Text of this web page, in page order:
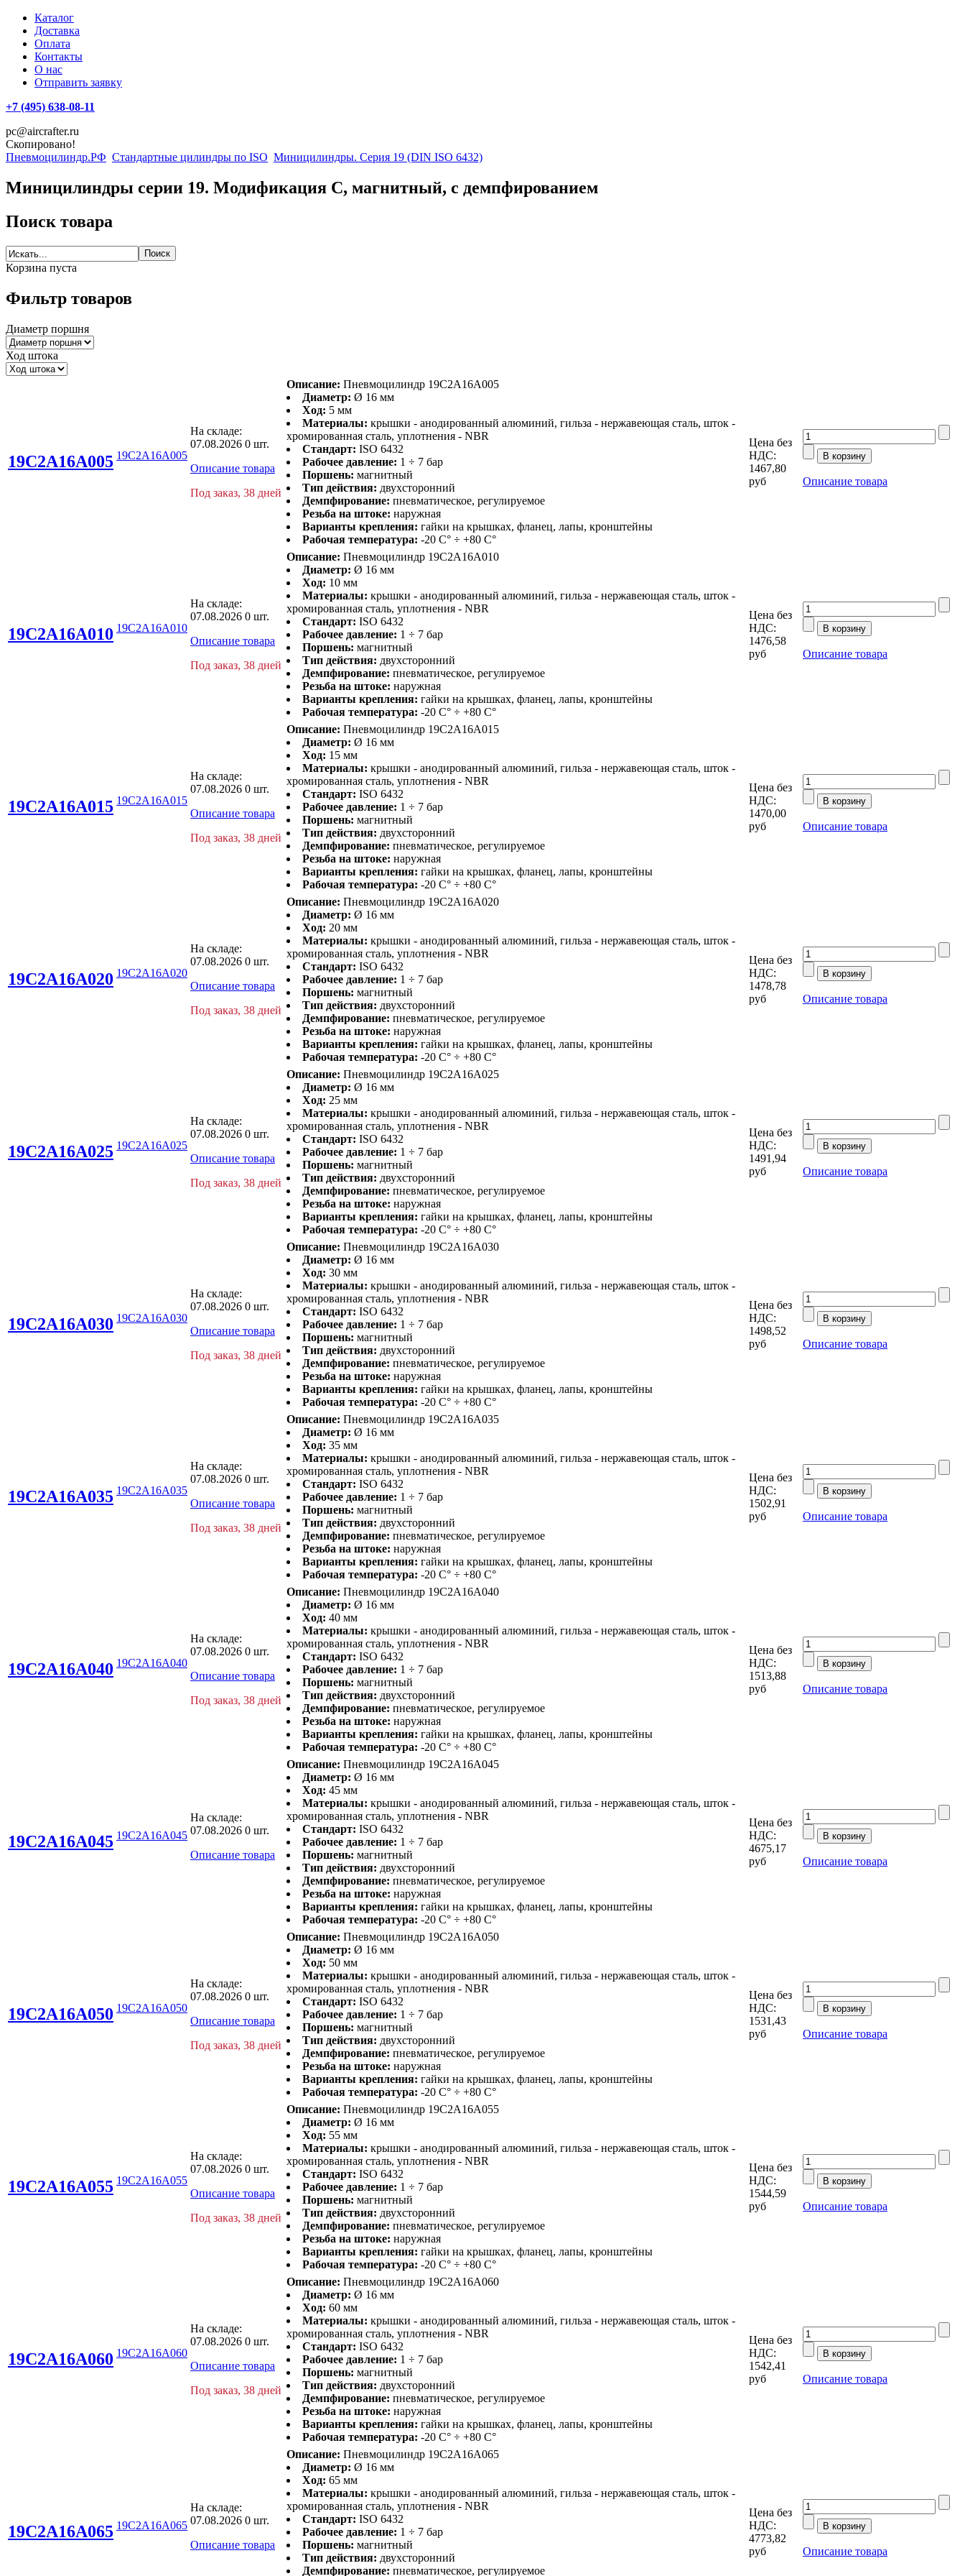
Каталог
Доставка
Оплата
Контакты
О нас
Отправить заявку
+7 (495) 638-08-11
pc@aircrafter.ru
Скопировано!
Пневмоцилиндр.РФ Стандартные цилиндры по ISO Миницилиндры. Серия 19 (DIN ISO 6432)
Миницилиндры серии 19. Модификация C, магнитный, с демпфированием
Поиск товара
Корзина пуста
Фильтр товаров
Диаметр поршня
Ход штока
19C2A16A005 19C2A16A005
На складе:
07.08.2026 0 шт.
Описание товара
Под заказ, 38 дней
Описание: Пневмоцилиндр 19C2A16A005
Диаметр: Ø 16 мм
Ход: 5 мм
Материалы: крышки - анодированный алюминий, гильза - нержавеющая сталь, шток -
хромированная сталь, уплотнения - NBR
Стандарт: ISO 6432
Рабочее давление: 1 ÷ 7 бар
Поршень: магнитный
Тип действия: двухсторонний
Демпфирование: пневматическое, регулируемое
Резьба на штоке: наружная
Варианты крепления: гайки на крышках, фланец, лапы, кронштейны
Рабочая температура: -20 С° ÷ +80 С°
Цена без
НДС:
1467,80
руб
Описание товара
19C2A16A010 19C2A16A010
На складе:
07.08.2026 0 шт.
Описание товара
Под заказ, 38 дней
Описание: Пневмоцилиндр 19C2A16A010
Диаметр: Ø 16 мм
Ход: 10 мм
Материалы: крышки - анодированный алюминий, гильза - нержавеющая сталь, шток -
хромированная сталь, уплотнения - NBR
Стандарт: ISO 6432
Рабочее давление: 1 ÷ 7 бар
Поршень: магнитный
Тип действия: двухсторонний
Демпфирование: пневматическое, регулируемое
Резьба на штоке: наружная
Варианты крепления: гайки на крышках, фланец, лапы, кронштейны
Рабочая температура: -20 С° ÷ +80 С°
Цена без
НДС:
1476,58
руб
Описание товара
19C2A16A015 19C2A16A015
На складе:
07.08.2026 0 шт.
Описание товара
Под заказ, 38 дней
Описание: Пневмоцилиндр 19C2A16A015
Диаметр: Ø 16 мм
Ход: 15 мм
Материалы: крышки - анодированный алюминий, гильза - нержавеющая сталь, шток -
хромированная сталь, уплотнения - NBR
Стандарт: ISO 6432
Рабочее давление: 1 ÷ 7 бар
Поршень: магнитный
Тип действия: двухсторонний
Демпфирование: пневматическое, регулируемое
Резьба на штоке: наружная
Варианты крепления: гайки на крышках, фланец, лапы, кронштейны
Рабочая температура: -20 С° ÷ +80 С°
Цена без
НДС:
1470,00
руб
Описание товара
19C2A16A020 19C2A16A020
На складе:
07.08.2026 0 шт.
Описание товара
Под заказ, 38 дней
Описание: Пневмоцилиндр 19C2A16A020
Диаметр: Ø 16 мм
Ход: 20 мм
Материалы: крышки - анодированный алюминий, гильза - нержавеющая сталь, шток -
хромированная сталь, уплотнения - NBR
Стандарт: ISO 6432
Рабочее давление: 1 ÷ 7 бар
Поршень: магнитный
Тип действия: двухсторонний
Демпфирование: пневматическое, регулируемое
Резьба на штоке: наружная
Варианты крепления: гайки на крышках, фланец, лапы, кронштейны
Рабочая температура: -20 С° ÷ +80 С°
Цена без
НДС:
1478,78
руб
Описание товара
19C2A16A025 19C2A16A025
На складе:
07.08.2026 0 шт.
Описание товара
Под заказ, 38 дней
Описание: Пневмоцилиндр 19C2A16A025
Диаметр: Ø 16 мм
Ход: 25 мм
Материалы: крышки - анодированный алюминий, гильза - нержавеющая сталь, шток -
хромированная сталь, уплотнения - NBR
Стандарт: ISO 6432
Рабочее давление: 1 ÷ 7 бар
Поршень: магнитный
Тип действия: двухсторонний
Демпфирование: пневматическое, регулируемое
Резьба на штоке: наружная
Варианты крепления: гайки на крышках, фланец, лапы, кронштейны
Рабочая температура: -20 С° ÷ +80 С°
Цена без
НДС:
1491,94
руб
Описание товара
19C2A16A030 19C2A16A030
На складе:
07.08.2026 0 шт.
Описание товара
Под заказ, 38 дней
Описание: Пневмоцилиндр 19C2A16A030
Диаметр: Ø 16 мм
Ход: 30 мм
Материалы: крышки - анодированный алюминий, гильза - нержавеющая сталь, шток -
хромированная сталь, уплотнения - NBR
Стандарт: ISO 6432
Рабочее давление: 1 ÷ 7 бар
Поршень: магнитный
Тип действия: двухсторонний
Демпфирование: пневматическое, регулируемое
Резьба на штоке: наружная
Варианты крепления: гайки на крышках, фланец, лапы, кронштейны
Рабочая температура: -20 С° ÷ +80 С°
Цена без
НДС:
1498,52
руб
Описание товара
19C2A16A035 19C2A16A035
На складе:
07.08.2026 0 шт.
Описание товара
Под заказ, 38 дней
Описание: Пневмоцилиндр 19C2A16A035
Диаметр: Ø 16 мм
Ход: 35 мм
Материалы: крышки - анодированный алюминий, гильза - нержавеющая сталь, шток -
хромированная сталь, уплотнения - NBR
Стандарт: ISO 6432
Рабочее давление: 1 ÷ 7 бар
Поршень: магнитный
Тип действия: двухсторонний
Демпфирование: пневматическое, регулируемое
Резьба на штоке: наружная
Варианты крепления: гайки на крышках, фланец, лапы, кронштейны
Рабочая температура: -20 С° ÷ +80 С°
Цена без
НДС:
1502,91
руб
Описание товара
19C2A16A040 19C2A16A040
На складе:
07.08.2026 0 шт.
Описание товара
Под заказ, 38 дней
Описание: Пневмоцилиндр 19C2A16A040
Диаметр: Ø 16 мм
Ход: 40 мм
Материалы: крышки - анодированный алюминий, гильза - нержавеющая сталь, шток -
хромированная сталь, уплотнения - NBR
Стандарт: ISO 6432
Рабочее давление: 1 ÷ 7 бар
Поршень: магнитный
Тип действия: двухсторонний
Демпфирование: пневматическое, регулируемое
Резьба на штоке: наружная
Варианты крепления: гайки на крышках, фланец, лапы, кронштейны
Рабочая температура: -20 С° ÷ +80 С°
Цена без
НДС:
1513,88
руб
Описание товара
19C2A16A045 19C2A16A045
На складе:
07.08.2026 0 шт.
Описание товара
Описание: Пневмоцилиндр 19C2A16A045
Диаметр: Ø 16 мм
Ход: 45 мм
Материалы: крышки - анодированный алюминий, гильза - нержавеющая сталь, шток -
хромированная сталь, уплотнения - NBR
Стандарт: ISO 6432
Рабочее давление: 1 ÷ 7 бар
Поршень: магнитный
Тип действия: двухсторонний
Демпфирование: пневматическое, регулируемое
Резьба на штоке: наружная
Варианты крепления: гайки на крышках, фланец, лапы, кронштейны
Рабочая температура: -20 С° ÷ +80 С°
Цена без
НДС:
4675,17
руб
Описание товара
19C2A16A050 19C2A16A050
На складе:
07.08.2026 0 шт.
Описание товара
Под заказ, 38 дней
Описание: Пневмоцилиндр 19C2A16A050
Диаметр: Ø 16 мм
Ход: 50 мм
Материалы: крышки - анодированный алюминий, гильза - нержавеющая сталь, шток -
хромированная сталь, уплотнения - NBR
Стандарт: ISO 6432
Рабочее давление: 1 ÷ 7 бар
Поршень: магнитный
Тип действия: двухсторонний
Демпфирование: пневматическое, регулируемое
Резьба на штоке: наружная
Варианты крепления: гайки на крышках, фланец, лапы, кронштейны
Рабочая температура: -20 С° ÷ +80 С°
Цена без
НДС:
1531,43
руб
Описание товара
19C2A16A055 19C2A16A055
На складе:
07.08.2026 0 шт.
Описание товара
Под заказ, 38 дней
Описание: Пневмоцилиндр 19C2A16A055
Диаметр: Ø 16 мм
Ход: 55 мм
Материалы: крышки - анодированный алюминий, гильза - нержавеющая сталь, шток -
хромированная сталь, уплотнения - NBR
Стандарт: ISO 6432
Рабочее давление: 1 ÷ 7 бар
Поршень: магнитный
Тип действия: двухсторонний
Демпфирование: пневматическое, регулируемое
Резьба на штоке: наружная
Варианты крепления: гайки на крышках, фланец, лапы, кронштейны
Рабочая температура: -20 С° ÷ +80 С°
Цена без
НДС:
1544,59
руб
Описание товара
19C2A16A060 19C2A16A060
На складе:
07.08.2026 0 шт.
Описание товара
Под заказ, 38 дней
Описание: Пневмоцилиндр 19C2A16A060
Диаметр: Ø 16 мм
Ход: 60 мм
Материалы: крышки - анодированный алюминий, гильза - нержавеющая сталь, шток -
хромированная сталь, уплотнения - NBR
Стандарт: ISO 6432
Рабочее давление: 1 ÷ 7 бар
Поршень: магнитный
Тип действия: двухсторонний
Демпфирование: пневматическое, регулируемое
Резьба на штоке: наружная
Варианты крепления: гайки на крышках, фланец, лапы, кронштейны
Рабочая температура: -20 С° ÷ +80 С°
Цена без
НДС:
1542,41
руб
Описание товара
19C2A16A065 19C2A16A065
На складе:
07.08.2026 0 шт.
Описание товара
Описание: Пневмоцилиндр 19C2A16A065
Диаметр: Ø 16 мм
Ход: 65 мм
Материалы: крышки - анодированный алюминий, гильза - нержавеющая сталь, шток -
хромированная сталь, уплотнения - NBR
Стандарт: ISO 6432
Рабочее давление: 1 ÷ 7 бар
Поршень: магнитный
Тип действия: двухсторонний
Демпфирование: пневматическое, регулируемое
Цена без
НДС:
4773,82
руб
Описание товара